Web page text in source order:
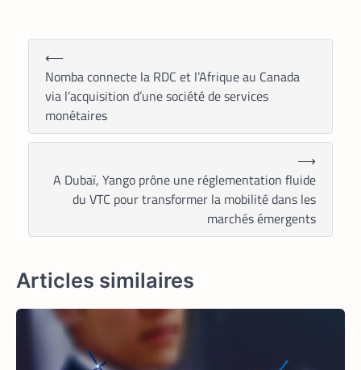
⟵
Nomba connecte la RDC et l’Afrique au Canada
via l’acquisition d’une société de services
monétaires
A Dubaï, Yango prône une réglementation fluide
du VTC pour transformer la mobilité dans les
marchés émergents
⟶
Articles similaires
refroidissement dans un data center à
Madrid.